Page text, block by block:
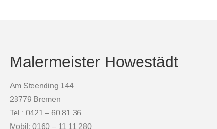
Malermeister Howestädt
Am Steending 144
28779 Bremen
Tel.: 0421 – 60 81 36
Mobil: 0160 – 11 11 280